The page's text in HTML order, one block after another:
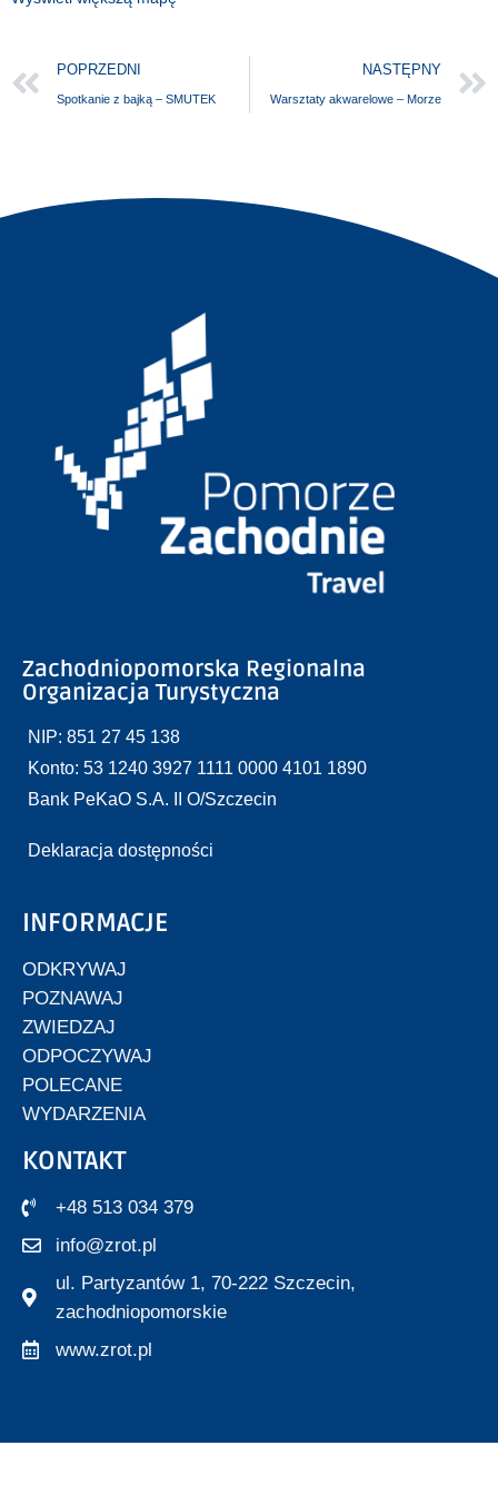
POPRZEDNI
Spotkanie z bajką – SMUTEK
NASTĘPNY
Warsztaty akwarelowe – Morze
Zachodniopomorska Regionalna
Organizacja Turystyczna
NIP: 851 27 45 138
Konto: 53 1240 3927 1111 0000 4101 1890
Bank PeKaO S.A. II O/Szczecin
Deklaracja dostępności
INFORMACJE
ODKRYWAJ
POZNAWAJ
ZWIEDZAJ
ODPOCZYWAJ
POLECANE
WYDARZENIA
KONTAKT
+48 513 034 379
info@zrot.pl
ul. Partyzantów 1, 70-222 Szczecin,
zachodniopomorskie
www.zrot.pl